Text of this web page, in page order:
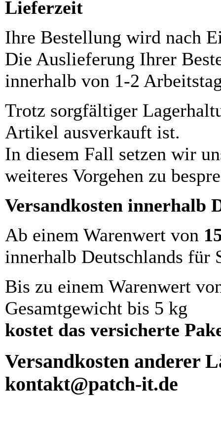
Lieferzeit
Ihre Bestellung wird nach
Die Auslieferung Ihrer
innerhalb von 1-2
Trotz sorgfältiger
Artikel ausverkauft ist.
In diesem Fall setzen wir
weiteres Vorgehen zu
Versandkosten innerhalb
Ab einem Warenwert von
innerhalb Deutschlands für
Bis zu einem Warenwert
Gesamtgewicht bis 5 kg
kostet das versicherte
Versandkosten anderer
kontakt@patch-it.de